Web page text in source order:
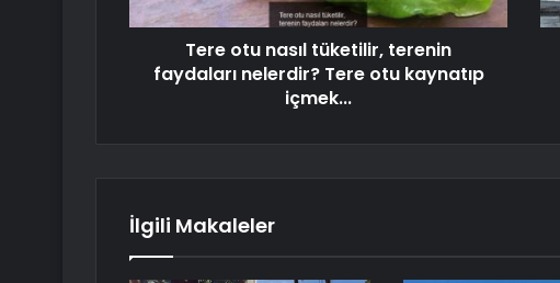
Tere otu nasıl tüketilir, terenin
faydaları nelerdir? Tere otu kaynatıp
içmek...
İlgili Makaleler